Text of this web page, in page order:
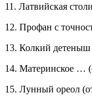
11. Латвийская
12. Профан с
13. Колкий детеныш
14. Материнское …
15. Лунный ореол